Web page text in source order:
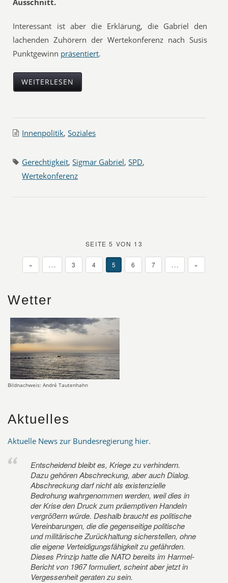
Ausschnitt.
Interessant ist aber die Erklärung, die Gabriel den
lachenden Zuhörern der Wertekonferenz nach Susis
Punktgewinn präsentiert.
WEITERLESEN
Innenpolitik,Soziales
Gerechtigkeit,Sigmar Gabriel,SPD,
Wertekonferenz
SEITE 5 VON 13
« ... 3 4 5 6 7 ... »
Wetter
Bildnachweis: André Tautenhahn
Aktuelles
Aktuelle News zur Bundesregierung hier.
Entscheidend bleibt es, Kriege zu verhindern.
Dazu gehören Abschreckung, aber auch Dialog.
Abschreckung darf nicht als existenzielle
Bedrohung wahrgenommen werden, weil dies in
der Krise den Druck zum präemptiven Handeln
vergrößern würde. Deshalb braucht es politische
Vereinbarungen, die die gegenseitige politische
und militärische Zurückhaltung sicherstellen, ohne
die eigene Verteidigungsfähigkeit zu gefährden.
Dieses Prinzip hatte die NATO bereits im Harmel-
Bericht von 1967 formuliert, scheint aber jetzt in
Vergessenheit geraten zu sein.